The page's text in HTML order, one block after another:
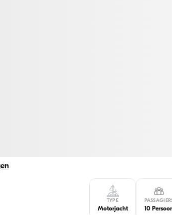
TYPE
Motorjacht 10